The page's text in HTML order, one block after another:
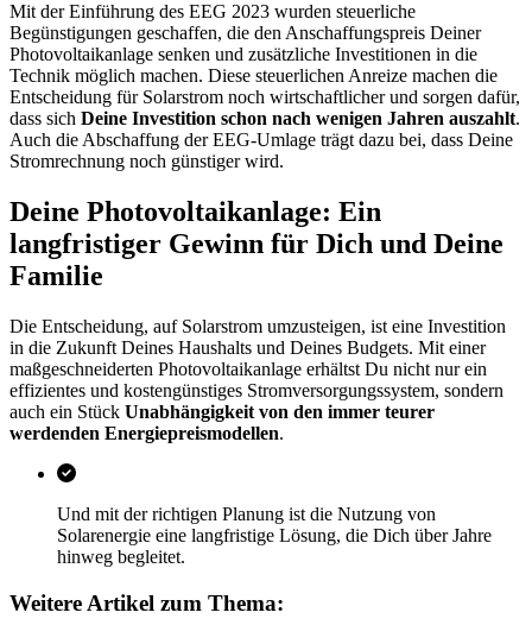
Mit der Einführung des EEG 2023 wurden steuerliche
Begünstigungen geschaffen, die den Anschaffungspreis Deiner
Photovoltaikanlage senken und zusätzliche Investitionen in die
Technik möglich machen. Diese steuerlichen Anreize machen die
Entscheidung für Solarstrom noch wirtschaftlicher und sorgen dafür,
dass sich Deine Investition schon nach wenigen Jahren auszahlt.
Auch die Abschaffung der EEG-Umlage trägt dazu bei, dass Deine
Stromrechnung noch günstiger wird.
Deine Photovoltaikanlage: Ein
langfristiger Gewinn für Dich und Deine
Familie
Die Entscheidung, auf Solarstrom umzusteigen, ist eine Investition
in die Zukunft Deines Haushalts und Deines Budgets. Mit einer
maßgeschneiderten Photovoltaikanlage erhältst Du nicht nur ein
effizientes und kostengünstiges Stromversorgungssystem, sondern
auch ein Stück Unabhängigkeit von den immer teurer
werdenden Energiepreismodellen.
Und mit der richtigen Planung ist die Nutzung von
Solarenergie eine langfristige Lösung, die Dich über Jahre
hinweg begleitet.
Weitere Artikel zum Thema: